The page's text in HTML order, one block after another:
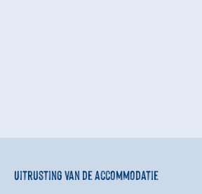
Uitrusting van de accommodatie